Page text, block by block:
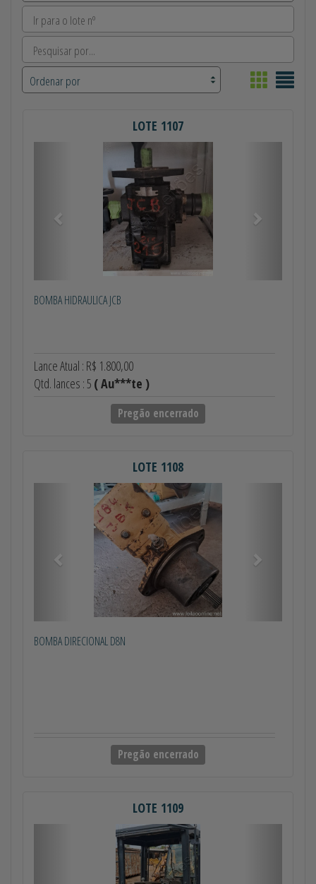
LOTE 1107
BOMBA HIDRAULICA JCB
Lance Atual : R$ 1.800,00
Qtd. lances : 5 ( Au***te )
Pregão encerrado
LOTE 1108
BOMBA DIRECIONAL D8N
Pregão encerrado
LOTE 1109